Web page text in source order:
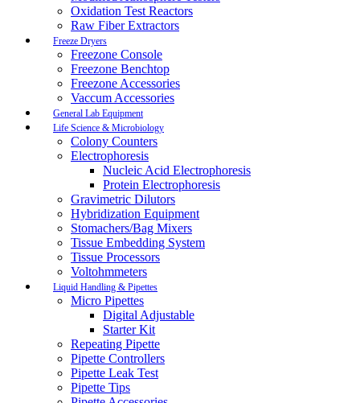
Oxidation Test Reactors
Raw Fiber Extractors
Freeze Dryers
Freezone Console
Freezone Benchtop
Freezone Accessories
Vaccum Accessories
General Lab Equipment
Life Science & Microbiology
Colony Counters
Electrophoresis
Nucleic Acid Electrophoresis
Protein Electrophoresis
Gravimetric Dilutors
Hybridization Equipment
Stomachers/Bag Mixers
Tissue Embedding System
Tissue Processors
Voltohmmeters
Liquid Handling & Pipettes
Micro Pipettes
Digital Adjustable
Starter Kit
Repeating Pipette
Pipette Controllers
Pipette Leak Test
Pipette Tips